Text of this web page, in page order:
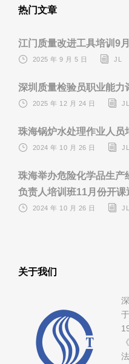
热门文章
江门质量改进工具培训9
2025 年 9 月 5 日 JL
深圳质量检验员职业能力
2025 年 12 月 24 日 JL
珠海锅炉水处理作业人员
2024 年 10 月 26 日 JL
珠海举办危险化学品生产
负责人培训班11月份开课
2024 年 10 月 26 日 JL
关于我们